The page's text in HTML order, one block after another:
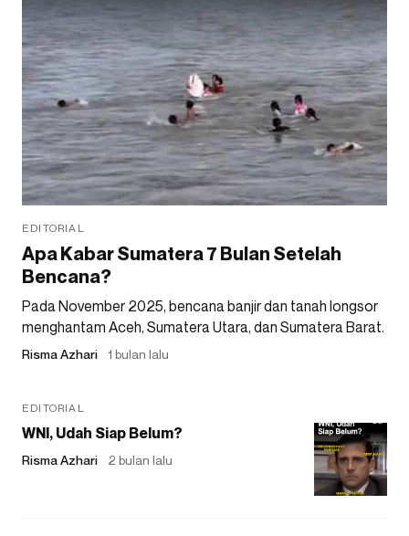
EDITORIAL
Apa Kabar Sumatera 7 Bulan Setelah
Bencana?
Pada November 2025, bencana banjir dan tanah longsor
menghantam Aceh, Sumatera Utara, dan Sumatera Barat.
Risma Azhari 1 bulan lalu
EDITORIAL
WNI, Udah Siap Belum?
Risma Azhari 2 bulan lalu